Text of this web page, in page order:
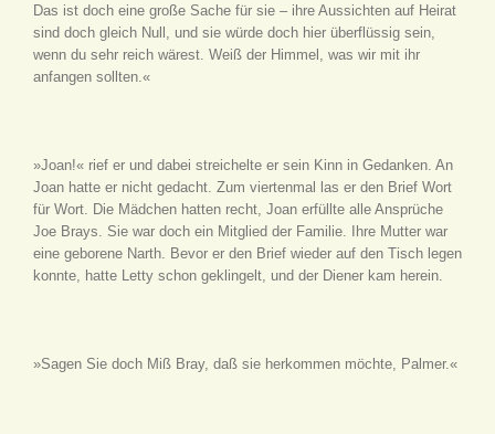
Das ist doch eine große Sache für sie – ihre Aussichten auf Heirat
sind doch gleich Null, und sie würde doch hier überflüssig sein,
wenn du sehr reich wärest. Weiß der Himmel, was wir mit ihr
anfangen sollten.«
»Joan!« rief er und dabei streichelte er sein Kinn in Gedanken. An
Joan hatte er nicht gedacht. Zum viertenmal las er den Brief Wort
für Wort. Die Mädchen hatten recht, Joan erfüllte alle Ansprüche
Joe Brays. Sie war doch ein Mitglied der Familie. Ihre Mutter war
eine geborene Narth. Bevor er den Brief wieder auf den Tisch legen
konnte, hatte Letty schon geklingelt, und der Diener kam herein.
»Sagen Sie doch Miß Bray, daß sie herkommen möchte, Palmer.«